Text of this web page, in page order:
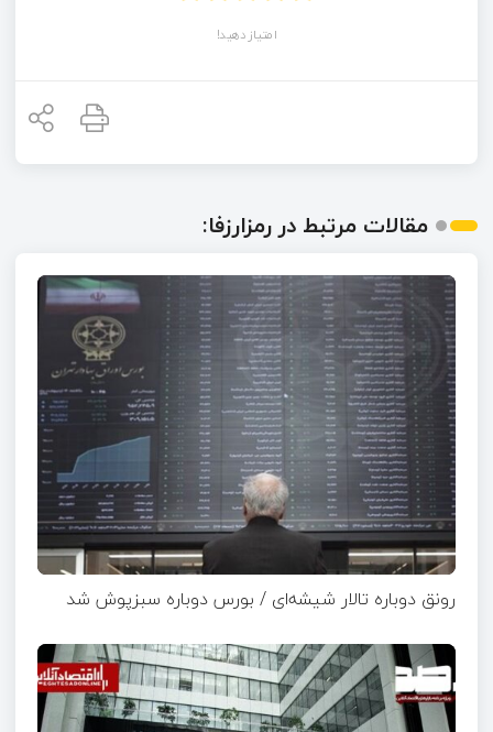
امتیاز دهید!
مقالات مرتبط در رمزارزفا:
رونق دوباره تالار شیشه‌ای / بورس دوباره سبزپوش شد